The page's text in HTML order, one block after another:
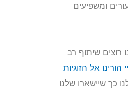
ומשפיעים
רוצים שיתוף רב
הורינו אל הזוגיות
כך שיישארו שלנו